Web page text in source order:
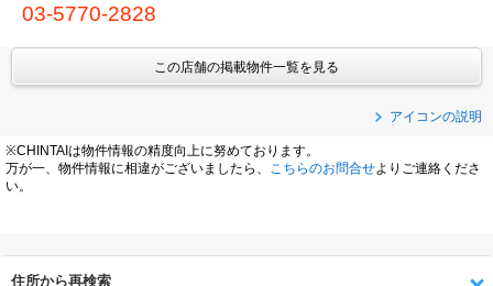
03-5770-2828
この店舗の掲載物件一覧を見る
アイコンの説明
※CHINTAIは物件情報の精度向上に努めております。
万が一、物件情報に相違がございましたら、
こちらのお問合せよりご連絡くださ
い。
住所から再検索